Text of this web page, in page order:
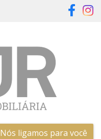
Nós ligamos para você